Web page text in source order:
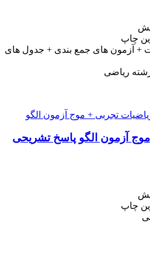
چاپ
+ آزمون های جمع بندی + جدول های
ریاضی
آزمون الگو پاسخ تشریحی
چاپ